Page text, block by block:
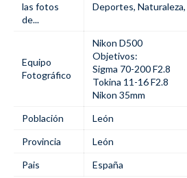
las fotos
de...
Deportes, Naturaleza,
Equipo
Fotográfico
Nikon D500
Objetivos:
Sigma 70-200 F2.8
Tokina 11-16 F2.8
Nikon 35mm
Población
León
Provincia
León
Pais
España